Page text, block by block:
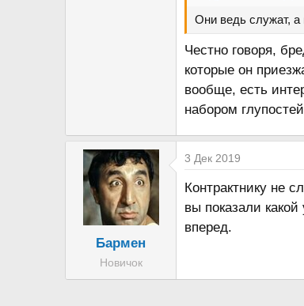
Они ведь служат, а
Честно говоря,
которые он
вообще, есть
набором
Бармен
Новичок
3 Дек 2019
Контрактнику не
вы показали
вперед.